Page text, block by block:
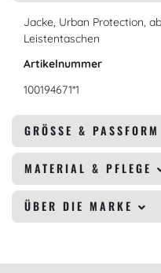
Jacke, Urban Protection,
Leistentaschen
Artikelnummer
100194671*1
GRÖSSE & PASSFORM
MATERIAL & PFLEGE
ÜBER DIE MARKE